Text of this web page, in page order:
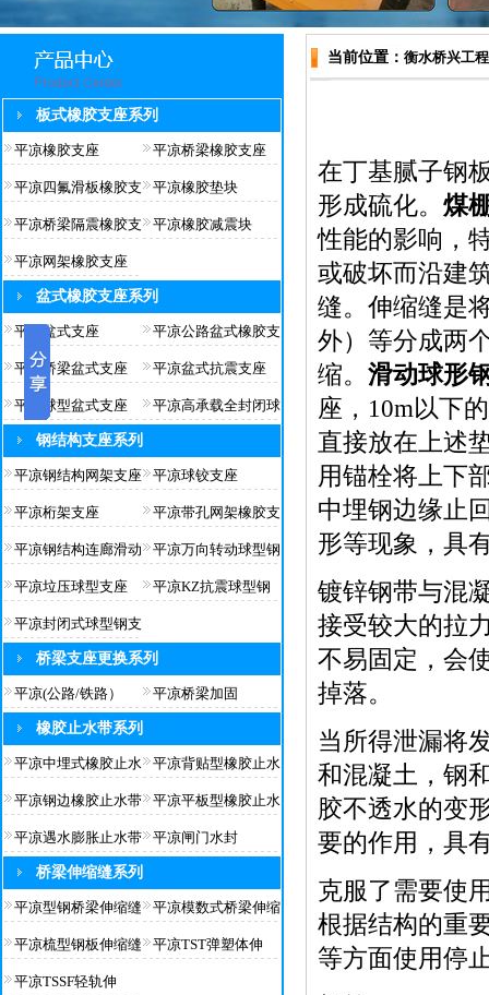
板式橡胶支座系列
平凉橡胶支座 平凉桥梁橡胶支座
平凉四氟滑板橡胶支 平凉橡胶垫块
平凉桥梁隔震橡胶支 平凉橡胶减震块
平凉网架橡胶支座
盆式橡胶支座系列
平凉盆式支座 平凉公路盆式橡胶支
平凉桥梁盆式支座 平凉盆式抗震支座
平凉球型盆式支座 平凉高承载全封闭球
钢结构支座系列
平凉钢结构网架支座 平凉球铰支座
平凉桁架支座 平凉带孔网架橡胶支
平凉钢结构连廊滑动 平凉万向转动球型钢
平凉垃压球型支座 平凉KZ抗震球型钢
平凉封闭式球型钢支
桥梁支座更换系列
平凉(公路/铁路） 平凉桥梁加固
橡胶止水带系列
平凉中埋式橡胶止水 平凉背贴型橡胶止水
平凉钢边橡胶止水带 平凉平板型橡胶止水
平凉遇水膨胀止水带 平凉闸门水封
桥梁伸缩缝系列
平凉型钢桥梁伸缩缝 平凉模数式桥梁伸缩
平凉梳型钢板伸缩缝 平凉TST弹塑体伸
平凉TSSF轻轨伸
当前位置： 衡水桥兴工
在丁基腻子钢
形成硫化。 煤
性能的影响，
或破坏而沿建
缝。伸缩缝是
外）等分成两
缩。 滑动球形
座，10m以下
直接放在上述
用锚栓将上下
中埋钢边缘止
形等现象，具
镀锌钢带与混
接受较大的拉
不易固定，会
掉落。
当所得泄漏将
和混凝土，钢
胶不透水的变
要的作用，具
克服了需要使
根据结构的重
等方面使用停